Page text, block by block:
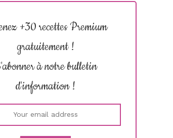
+30 recettes Premium
gratuitement !
à notre bulletin
d'information !